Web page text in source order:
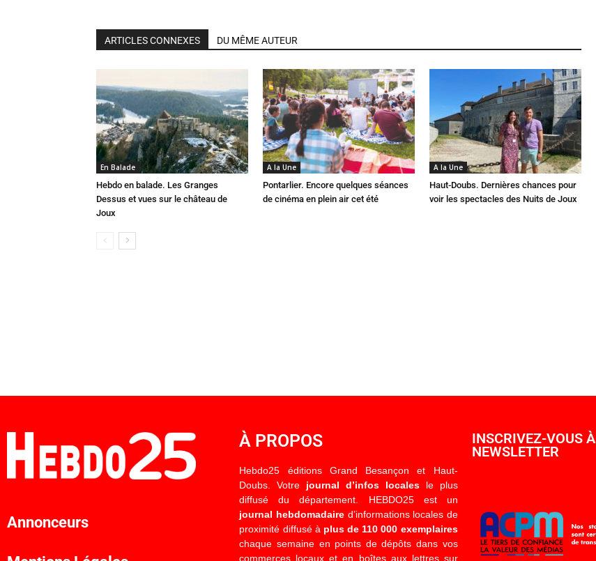
ARTICLES CONNEXES DU MÊME AUTEUR
En Balade
Hebdo en balade. Les Granges
Dessus et vues sur le château de
Joux
A la Une
Pontarlier. Encore quelques séances
de cinéma en plein air cet été
A la Une
Haut-Doubs. Dernières chances pour
voir les spectacles des Nuits de Joux
Annonceurs
À PROPOS
Hebdo25 éditions Grand Besançon et Haut-
Doubs. Votre journal d’infos localesle plus
diffusé du département. HEBDO25 est un
journal hebdomadaired’informations locales de
proximité diffusé à plus de 110 000 exemplaires
chaque semaine en points de dépôts dans vos
commerces locaux et en boîtes aux lettres sur
INSCRIVEZ-VOUS
NEWSLETTER